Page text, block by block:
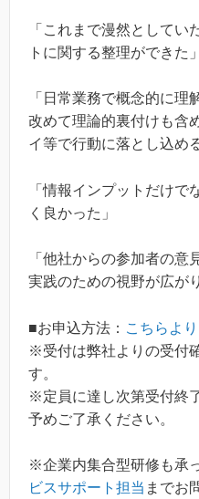
「これまで漫然としてい
トに関する整理ができた」
「日常業務で概念的に理
改めて理論的裏付けも含
イ等で行動に落とし込め
「情報インプットだけで
く良かった」
「他社からの参加者の
実践のための視野が広が
■お申込方法： こちらよ
※受付は弊社よりの受付
す。
※定員に達し次第受付終
予めご了承ください。
※企業内集合型研修も承
ビスサポート担当 までお